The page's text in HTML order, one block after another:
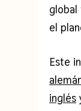
el
Este
inglés